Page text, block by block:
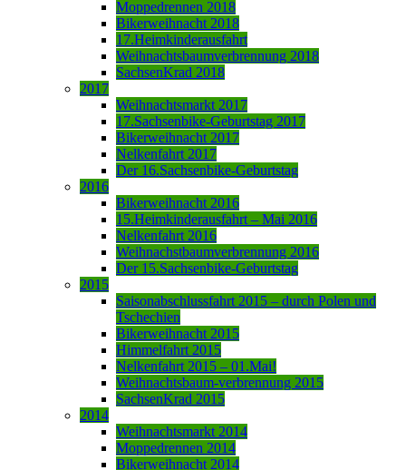
Moppedrennen 2018
Bikerweihnacht 2018
17.Heimkinderausfahrt
Weihnachtsbaumverbrennung 2018
SachsenKrad 2018
2017
Weihnachtsmarkt 2017
17.Sachsenbike-Geburtstag 2017
Bikerweihnacht 2017
Nelkenfahrt 2017
Der 16.Sachsenbike-Geburtstag
2016
Bikerweihnacht 2016
15.Heimkinderausfahrt – Mai 2016
Nelkenfahrt 2016
Weihnachstbaumverbrennung 2016
Der 15.Sachsenbike-Geburtstag
2015
Saisonabschlussfahrt 2015 – durch Polen und
Tschechien
Bikerweihnacht 2015
Himmelfahrt 2015
Nelkenfahrt 2015 – 01.Mai!
Weihnachtsbaum-verbrennung 2015
SachsenKrad 2015
2014
Weihnachtsmarkt 2014
Moppedrennen 2014
Bikerweihnacht 2014